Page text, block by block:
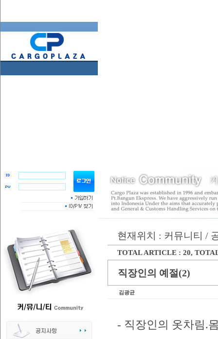
현재위치 : 커뮤니티 /
TOTAL ARTICLE : 20,
직장인의 예절(2)
김광균
- 직장인의 옷차림.